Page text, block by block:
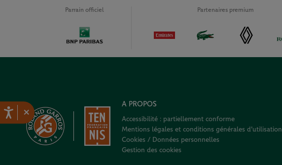
×
Parrain officiel Partenaires premium
A PROPOS
Accessibilité : partiellement conforme
Mentions légales et conditions générales d'utilisation
Cookies / Données personnelles
Gestion des cookies